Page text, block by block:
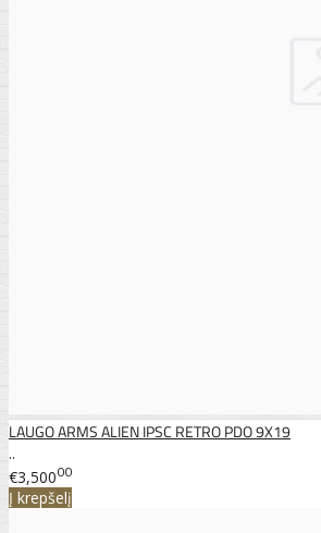
LAUGO ARMS ALIEN IPSC RETRO PDO 9X19
..
€3,50000
Į krepšelį